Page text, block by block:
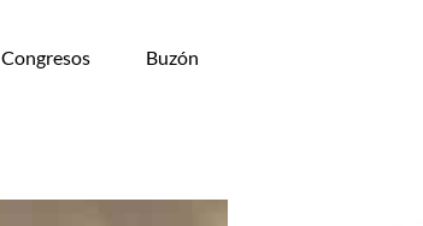
Congresos Buzón